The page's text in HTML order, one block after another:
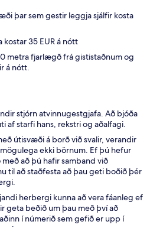
þar sem gestir leggja sjálfir kosta
kostar 35 EUR á nótt
metra fjarlægð frá gististaðnum og
á nótt.
stjórn atvinnugestgjafa. Að bjóða
af starfi hans, rekstri og aðalfagi.
útisvæði á borð við svalir, verandir
ekki börnum. Ef þú hefur
að þú hafir samband við
til að staðfesta að þau geti boðið þér
herbergi kunna að vera fáanleg ef
geta beðið um þau með því að
í númerið sem gefið er upp í